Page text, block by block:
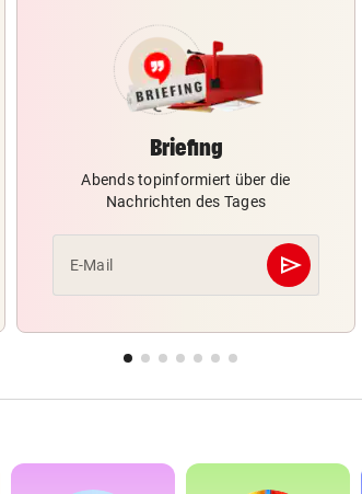
Briefing
Abends topinformiert über die
Nachrichten des Tages
E-Mail send
Abschicken